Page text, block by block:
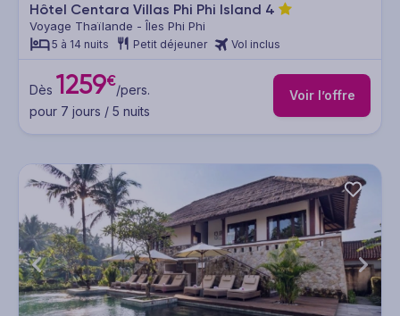
Hôtel Centara Villas Phi Phi Island 4
Voyage Thaïlande - Îles Phi Phi
5 à 14 nuits Petit déjeuner Vol inclus
Dès 1259€/pers.
pour 7 jours / 5 nuits
Voir l’offre